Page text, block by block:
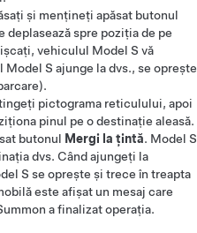
și mențineți apăsat butonul
deplasează spre poziția de pe
vehiculul Model S vă
Model S ajunge la dvs., se oprește
pictograma reticulului, apoi
pinul pe o destinație aleasă.
butonul Mergi la țintă. Model S
dvs. Când ajungeți la
S se oprește și trece în treapta
este afișat un mesaj care
a finalizat operația.